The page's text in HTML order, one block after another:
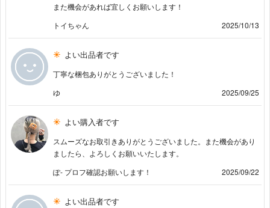
また機会があれば宜しくお願いします！
トイちゃん
2025/10/13
よい出品者です
丁寧な梱包ありがとうございました！
ゆ
2025/09/25
よい購入者です
スムーズなお取引きありがとうございました。また機会があり
ましたら、よろしくお願いいたします。
ぽ- プロフ確認お願いします！
2025/09/22
よい出品者です